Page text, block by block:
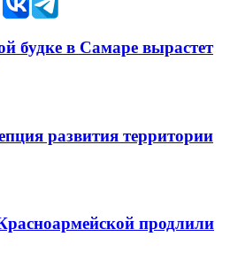
будке в Самаре вырастет
развития территории
продлили